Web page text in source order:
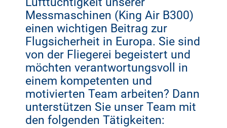
Messmaschinen (King Air B300)
einen wichtigen Beitrag zur
Flugsicherheit in Europa. Sie sind
von der Fliegerei begeistert und
möchten verantwortungsvoll in
einem kompetenten und
motivierten Team arbeiten? Dann
unterstützen Sie unser Team mit
den folgenden Tätigkeiten: